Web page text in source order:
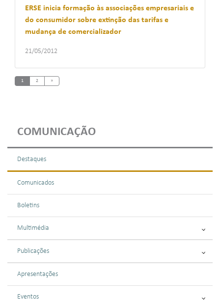
COMUNICAÇÃO
Destaques
Comunicados
Boletins
Multimédia
Publicações
Apresentações
Eventos
ERSE inicia formação às associações empresariais e
do consumidor sobre extinção das tarifas e
mudança de comercializador
21/05/2012
1 2 »Next